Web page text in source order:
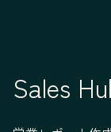
Sales